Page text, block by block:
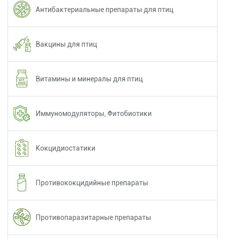
Антибактериальные препараты для птиц
Вакцины для птиц
Витамины и минералы для птиц
Иммуномодуляторы, Фитобиотики
Кокцидиостатики
Противококцидийные препараты
Противопаразитарные препараты